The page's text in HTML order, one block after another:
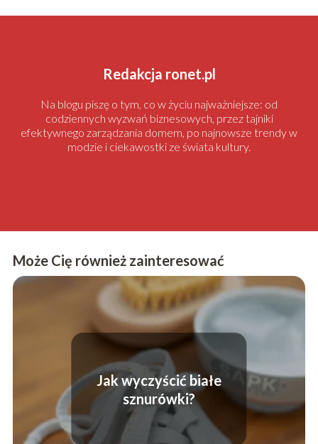
Redakcja ronet.pl
Na blogu piszę o tym, co w życiu najważniejsze: od
codziennych wyzwań biznesowych, przez tajniki
efektywnego zarządzania domem, po najnowsze trendy w
modzie i ciekawostki ze świata kultury.
Może Cię również zainteresować
Jak wyczyścić białe
sznurówki?